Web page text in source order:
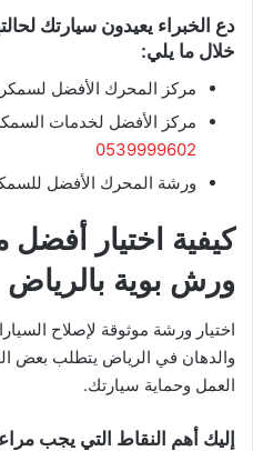
دع الخبراء يعيدون سيارتك
خلال ما يلي:
مركز المحرك الأفضل
مركز الأفضل لخدمات
0539999602
ورشة المحرك الأفضل
كيفية اختيار
ورش بوية بالرياض
اختيار ورشة موثوقة لإصلاح
والدهان في الرياض يتطلب بعض
العمل وحماية سيارتك.
إليك أهم النقاط التي يجب